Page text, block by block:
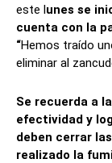
este lunes se
cuenta con la
“Hemos traído
eliminar al
Se recuerda a
efectividad y
deben cerrar
realizado la